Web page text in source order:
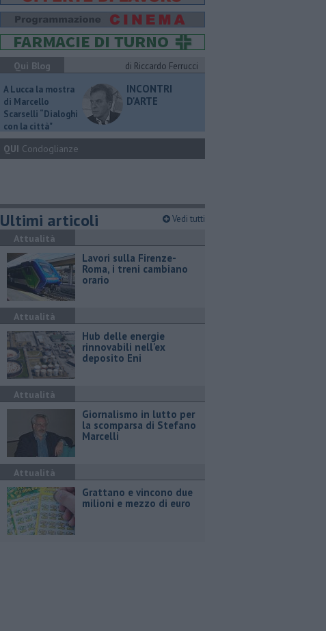
Qui Blog
di Riccardo Ferrucci
A Lucca la mostra
di Marcello
Scarselli “Dialoghi
con la città"
INCONTRI
D'ARTE
QUI Condoglianze
Ultimi articoli Vedi tutti
Attualità
Lavori sulla Firenze-
Roma, i treni cambiano
orario
Attualità
Hub delle energie
rinnovabili nell'ex
deposito Eni
Attualità
Giornalismo in lutto per
la scomparsa di Stefano
Marcelli
Attualità
Grattano e vincono due
milioni e mezzo di euro